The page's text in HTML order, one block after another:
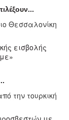
Θεσσαλονίκη
την τουρκική